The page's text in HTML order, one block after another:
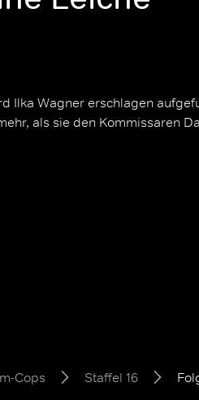
Ilka Wagner erschlagen
als sie den Kommissaren
Cops Staffel 16